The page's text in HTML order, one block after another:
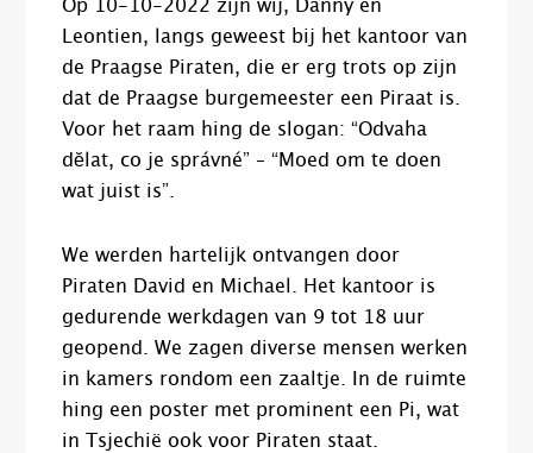
Op 10-10-2022 zijn wij, Danny en
Leontien, langs geweest bij het kantoor van
de Praagse Piraten, die er erg trots op zijn
dat de Praagse burgemeester een Piraat is.
Voor het raam hing de slogan: “Odvaha
dĕlat, co je správné” – “Moed om te doen
wat juist is”.
We werden hartelijk ontvangen door
Piraten David en Michael. Het kantoor is
gedurende werkdagen van 9 tot 18 uur
geopend. We zagen diverse mensen werken
in kamers rondom een zaaltje. In de ruimte
hing een poster met prominent een Pi, wat
in Tsjechië ook voor Piraten staat.